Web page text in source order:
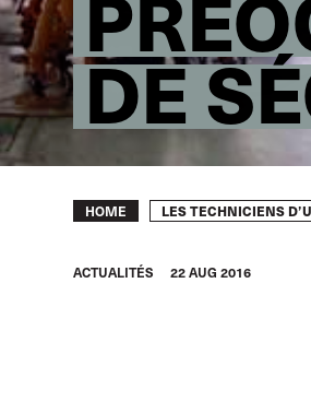
DE
Breadcrumb
HOME LES TECHNICIENS
ACTUALITÉS 22 AUG 2016